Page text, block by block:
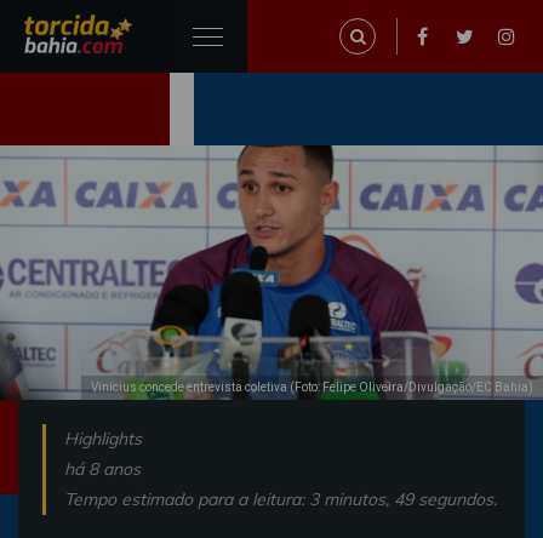
Vinícius concede entrevista coletiva (Foto: Felipe Oliveira/Divulgação/EC Bahia)
Highlights
há 8 anos
Tempo estimado para a leitura: 3 minutos, 49 segundos.